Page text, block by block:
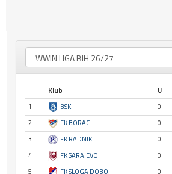
Klub U
1
BSK 0
2
FK BORAC 0
3
FK RADNIK 0
4
FK SARAJEVO 0
5
FK SLOGA DOBOJ 0